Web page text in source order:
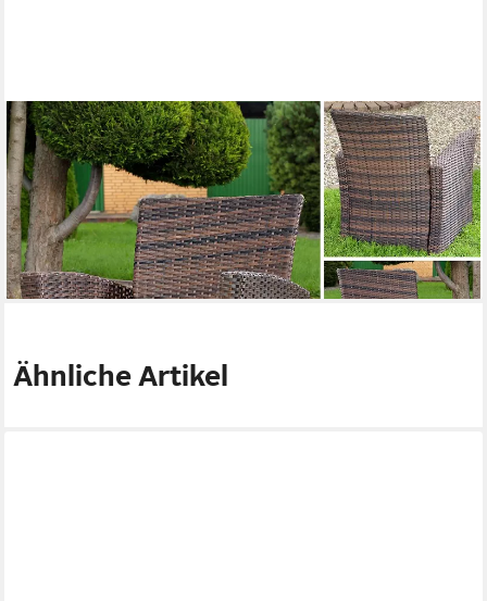
FEEL2HOME
Gartensessel Lounge Sessel Poly Rattan Garten Terrassen
Sessel Gartenstuhl Braun (Stück, 1-St), Schraub-Ausgleich-
Standfüße
109,80 € UVP209,90 €
-48%
lieferbar - in 2-3 Werktagen bei dir
Ähnliche Artikel